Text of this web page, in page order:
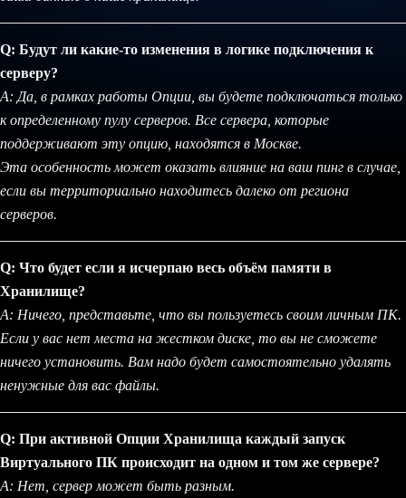
Q: Будут ли какие-то изменения в логике подключения к
серверу?
A: Да, в рамках работы Опции, вы будете подключаться только
к определенному пулу серверов. Все сервера, которые
поддерживают эту опцию, находятся в Москве.
Эта особенность может оказать влияние на ваш пинг в случае,
если вы территориально находитесь далеко от региона
серверов.
Q: Что будет если я исчерпаю весь объём памяти в
Хранилище?
A: Ничего, представьте, что вы пользуетесь своим личным ПК.
Если у вас нет места на жестком диске, то вы не сможете
ничего установить. Вам надо будет самостоятельно удалять
ненужные для вас файлы.
Q: При активной Опции Хранилища каждый запуск
Виртуального ПК происходит на одном и том же сервере?
A: Нет, сервер может быть разным.